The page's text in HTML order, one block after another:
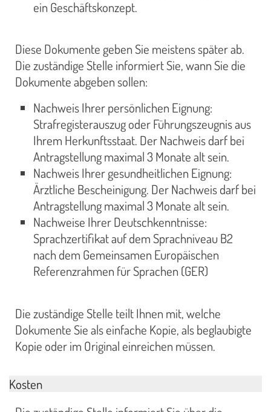
ein Geschäftskonzept.
Diese Dokumente geben Sie meistens später ab.
Die zuständige Stelle informiert Sie, wann Sie die
Dokumente abgeben sollen:
Nachweis Ihrer persönlichen Eignung:
Strafregisterauszug oder Führungszeugnis aus
Ihrem Herkunftsstaat. Der Nachweis darf bei
Antragstellung maximal 3 Monate alt sein.
Nachweis Ihrer gesundheitlichen Eignung:
Ärztliche Bescheinigung. Der Nachweis darf bei
Antragstellung maximal 3 Monate alt sein.
Nachweise Ihrer Deutschkenntnisse:
Sprachzertifikat auf dem Sprachniveau B2
nach dem Gemeinsamen Europäischen
Referenzrahmen für Sprachen (GER)
Die zuständige Stelle teilt Ihnen mit, welche
Dokumente Sie als einfache Kopie, als beglaubigte
Kopie oder im Original einreichen müssen.
Kosten